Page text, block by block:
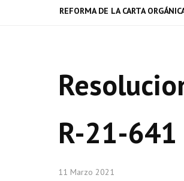
REFORMA DE LA CARTA
R-21-641
11 Marzo 2021